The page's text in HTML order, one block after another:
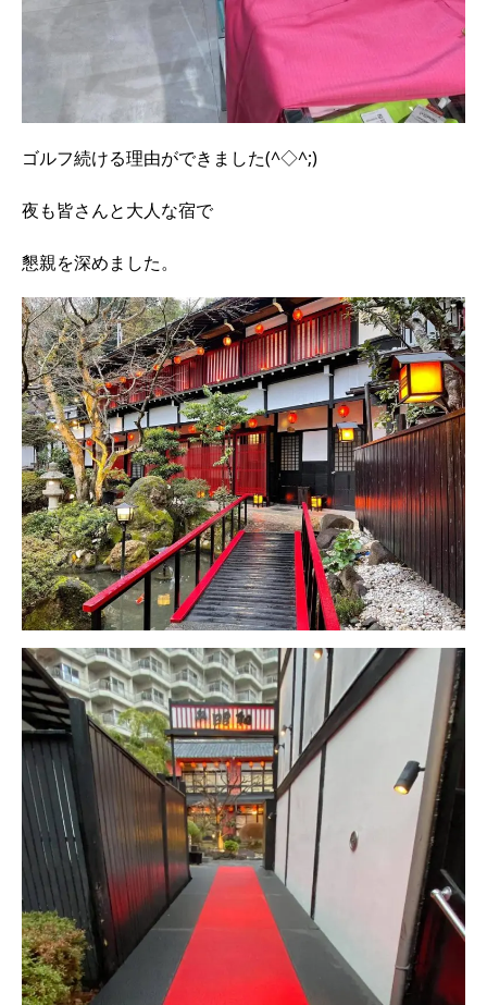
ゴルフ続ける理由ができました(^◇^;)
夜も皆さんと大人な宿で
懇親を深めました。